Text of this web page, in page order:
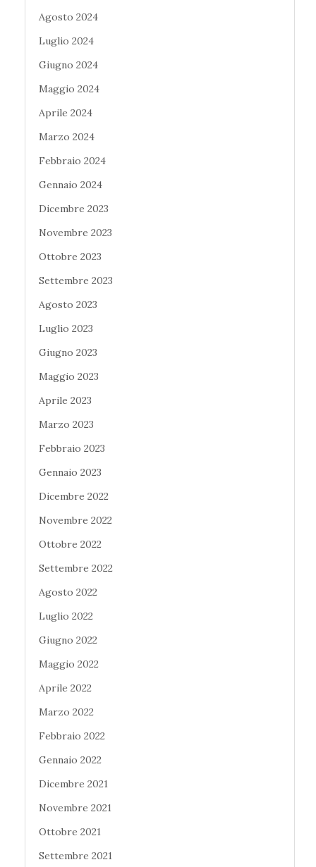
Agosto 2024
Luglio 2024
Giugno 2024
Maggio 2024
Aprile 2024
Marzo 2024
Febbraio 2024
Gennaio 2024
Dicembre 2023
Novembre 2023
Ottobre 2023
Settembre 2023
Agosto 2023
Luglio 2023
Giugno 2023
Maggio 2023
Aprile 2023
Marzo 2023
Febbraio 2023
Gennaio 2023
Dicembre 2022
Novembre 2022
Ottobre 2022
Settembre 2022
Agosto 2022
Luglio 2022
Giugno 2022
Maggio 2022
Aprile 2022
Marzo 2022
Febbraio 2022
Gennaio 2022
Dicembre 2021
Novembre 2021
Ottobre 2021
Settembre 2021